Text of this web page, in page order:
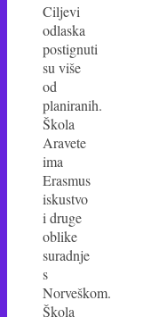
Ciljevi
odlaska
postignuti
su više
od
planiranih.
Škola
Aravete
ima
Erasmus
iskustvo
i druge
oblike
suradnje
s
Norveškom.
Škola